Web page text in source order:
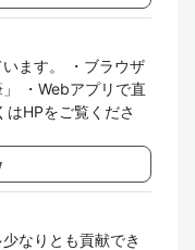
ます。 ・ブラウザ
・Webアプリで直
HPをご覧くださ
なりとも貢献でき